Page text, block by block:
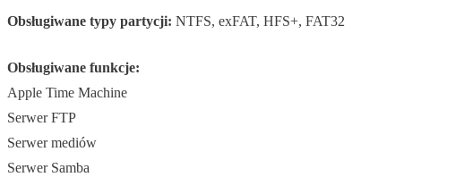
Obsługiwane typy partycji: NTFS, exFAT, HFS+, FAT32
Obsługiwane funkcje:
Apple Time Machine
Serwer FTP
Serwer mediów
Serwer Samba